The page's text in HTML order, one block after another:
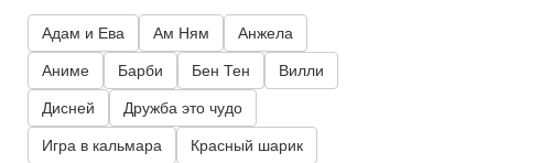
Адам и Ева Ам Ням Анжела
Аниме Барби Бен Тен Вилли
Дисней Дружба это чудо
Игра в кальмара Красный шарик